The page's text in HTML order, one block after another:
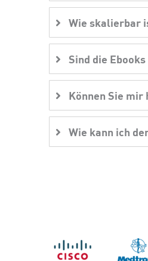
Wie skalierbar
Sind die
Können Sie
Wie kann ich